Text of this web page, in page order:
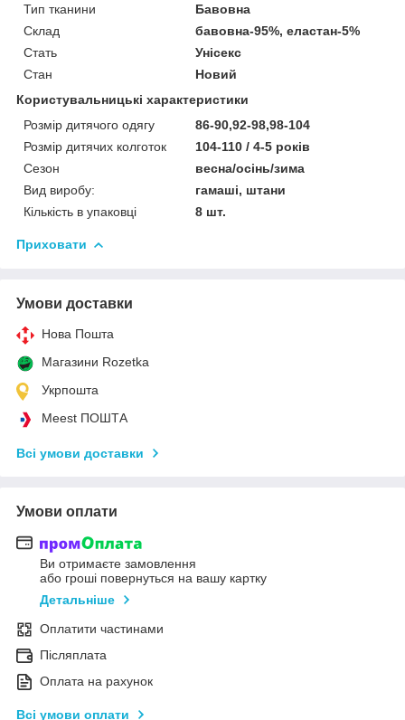
Тип тканини
Бавовна
Склад
бавовна-95%, еластан-5%
Стать
Унісекс
Стан
Новий
Користувальницькі характеристики
Розмір дитячого одягу
86-90,92-98,98-104
Розмір дитячих колготок
104-110 / 4-5 років
Сезон
весна/осінь/зима
Вид виробу:
гамаші, штани
Кількість в упаковці
8 шт.
Приховати
Умови доставки
Нова Пошта
Магазини Rozetka
Укрпошта
Meest ПОШТА
Всі умови доставки
Умови оплати
Ви отримаєте замовлення
або гроші повернуться на вашу картку
Детальніше
Оплатити частинами
Післяплата
Оплата на рахунок
Всі умови оплати